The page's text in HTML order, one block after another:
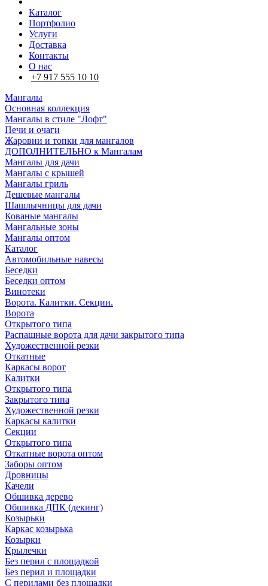
Каталог
Портфолио
Услуги
Доставка
Контакты
О нас
+7 917 555 10 10
Мангалы
Основная коллекция
Мангалы в стиле "Лофт"
Печи и очаги
Жаровни и топки для мангалов
ДОПОЛНИТЕЛЬНО к Мангалам
Мангалы для дачи
Мангалы с крышей
Мангалы гриль
Дешевые мангалы
Шашлычницы для дачи
Кованые мангалы
Мангальные зоны
Мангалы оптом
Каталог
Автомобильные навесы
Беседки
Беседки оптом
Винотеки
Ворота. Калитки. Секции.
Ворота
Открытого типа
Распашные ворота для дачи закрытого типа
Художественной резки
Откатные
Каркасы ворот
Калитки
Открытого типа
Закрытого типа
Художественной резки
Каркасы калитки
Секции
Открытого типа
Откатные ворота оптом
Заборы оптом
Дровницы
Качели
Обшивка дерево
Обшивка ДПК (декинг)
Козырьки
Каркас козырька
Козырки
Крылечки
Без перил с площадкой
Без перил и площадки
С перилами без площадки